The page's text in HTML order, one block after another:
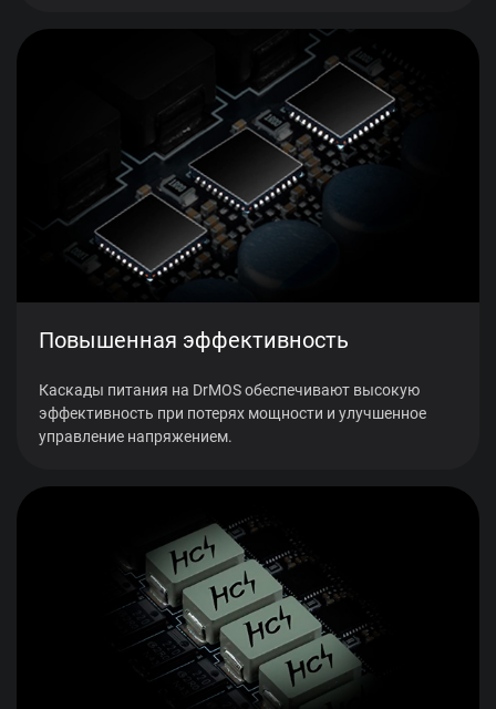
Повышенная эффективность
Каскады питания на DrMOS обеспечивают высокую
эффективность при потерях мощности и улучшенное
управление напряжением.